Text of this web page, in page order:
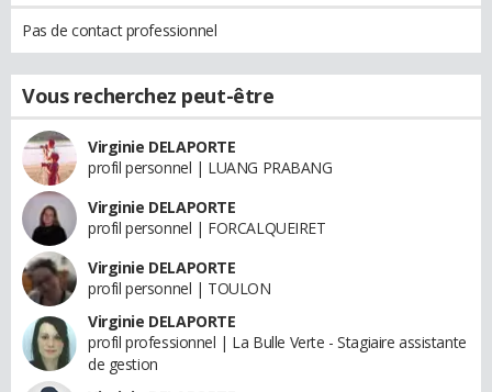
Pas de contact professionnel
Vous recherchez peut-être
Virginie DELAPORTE
profil personnel | LUANG PRABANG
Virginie DELAPORTE
profil personnel | FORCALQUEIRET
Virginie DELAPORTE
profil personnel | TOULON
Virginie DELAPORTE
profil professionnel | La Bulle Verte - Stagiaire assistante
de gestion